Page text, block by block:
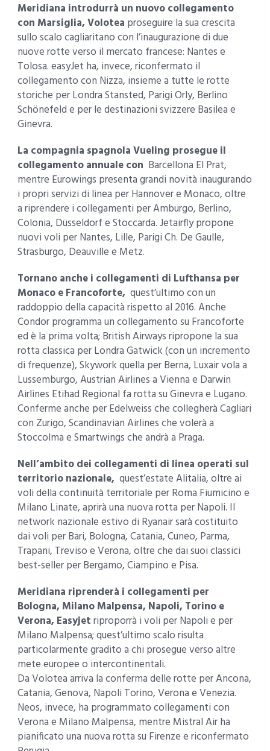
Meridiana introdurrà un nuovo collegamento
con Marsiglia, Volotea proseguire la sua crescita
sullo scalo cagliaritano con l’inaugurazione di due
nuove rotte verso il mercato francese: Nantes e
Tolosa. easyJet ha, invece, riconfermato il
collegamento con Nizza, insieme a tutte le rotte
storiche per Londra Stansted, Parigi Orly, Berlino
Schönefeld e per le destinazioni svizzere Basilea e
Ginevra.
La compagnia spagnola Vueling prosegue il
collegamento annuale con Barcellona El Prat,
mentre Eurowings presenta grandi novità inaugurando
i propri servizi di linea per Hannover e Monaco, oltre
a riprendere i collegamenti per Amburgo, Berlino,
Colonia, Düsseldorf e Stoccarda. Jetairfly propone
nuovi voli per Nantes, Lille, Parigi Ch. De Gaulle,
Strasburgo, Deauville e Metz.
Tornano anche i collegamenti di Lufthansa per
Monaco e Francoforte, quest’ultimo con un
raddoppio della capacità rispetto al 2016. Anche
Condor programma un collegamento su Francoforte
ed è la prima volta; British Airways ripropone la sua
rotta classica per Londra Gatwick (con un incremento
di frequenze), Skywork quella per Berna, Luxair vola a
Lussemburgo, Austrian Airlines a Vienna e Darwin
Airlines Etihad Regional fa rotta su Ginevra e Lugano.
Conferme anche per Edelweiss che collegherà Cagliari
con Zurigo, Scandinavian Airlines che volerà a
Stoccolma e Smartwings che andrà a Praga.
Nell’ambito dei collegamenti di linea operati sul
territorio nazionale, quest’estate Alitalia, oltre ai
voli della continuità territoriale per Roma Fiumicino e
Milano Linate, aprirà una nuova rotta per Napoli. Il
network nazionale estivo di Ryanair sarà costituito
dai voli per Bari, Bologna, Catania, Cuneo, Parma,
Trapani, Treviso e Verona, oltre che dai suoi classici
best-seller per Bergamo, Ciampino e Pisa.
Meridiana riprenderà i collegamenti per
Bologna, Milano Malpensa, Napoli, Torino e
Verona, Easyjetriproporrà i voli per Napoli e per
Milano Malpensa; quest’ultimo scalo risulta
particolarmente gradito a chi prosegue verso altre
mete europee o intercontinentali.
Da Volotea arriva la conferma delle rotte per Ancona,
Catania, Genova, Napoli Torino, Verona e Venezia.
Neos, invece, ha programmato collegamenti con
Verona e Milano Malpensa, mentre Mistral Air ha
pianificato una nuova rotta su Firenze e riconfermato